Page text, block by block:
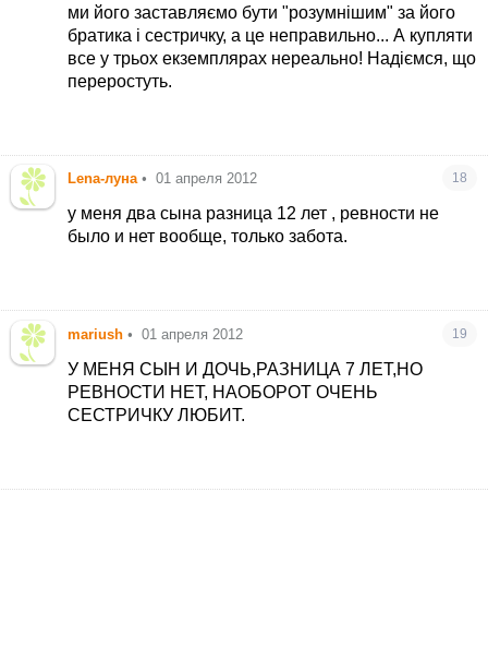
ми його заставляємо бути "розумнішим" за його
братика і сестричку, а це неправильно... А купляти
все у трьох екземплярах нереально! Надіємся, що
переростуть.
Lena-луна • 01 апреля 2012 18
у меня два сына разница 12 лет , ревности не
было и нет вообще, только забота.
mariush • 01 апреля 2012 19
У МЕНЯ СЫН И ДОЧЬ,РАЗНИЦА 7 ЛЕТ,НО
РЕВНОСТИ НЕТ, НАОБОРОТ ОЧЕНЬ
СЕСТРИЧКУ ЛЮБИТ.